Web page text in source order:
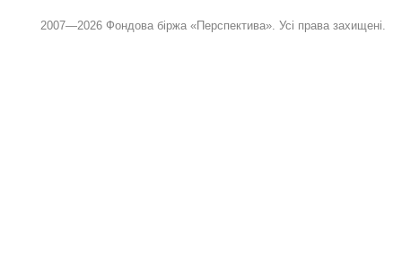
2007—2026 Фондова біржа «Перспектива». Усі права захищені.